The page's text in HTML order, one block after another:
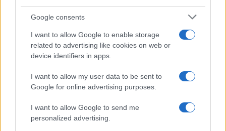
Google consents
I want to allow Google to enable storage
related to advertising like cookies on web or
device identifiers in apps.
I want to allow my user data to be sent to
Google for online advertising purposes.
I want to allow Google to send me
personalized advertising.
I giorni che anticipano l’inizio del campionato di
Serie Adi calcio sono caratterizzati da fattori più
Fantacalcio ma soprattutto l’acquisto degli
abbonamenti per seguire allo stadio dal vivo la